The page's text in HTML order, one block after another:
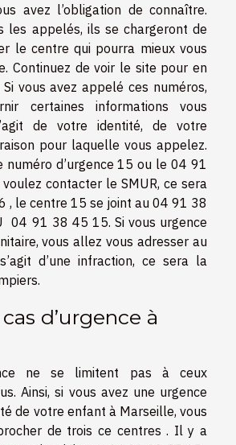
avez l’obligation de connaître.
les appelés, ils se chargeront de
le centre qui pourra mieux vous
Continuez devoir le site pour en
vous avez appelé ces numéros,
certaines informations vous
de votre identité, de votre
pour laquelle vous appelez.
numéro d’urgence 15 ou le 04 91
contacter le SMUR, ce sera
, le centre 15 se joint au 04 91 38
04 91 38 45 15. Si vous urgence
vous allez vous adresser au
d’une infraction, ce sera la
d’urgence à
ne se limitent pas à ceux
Ainsi, si vous avez une urgence
de votre enfant à Marseille, vous
de trois ce centres . Il y a